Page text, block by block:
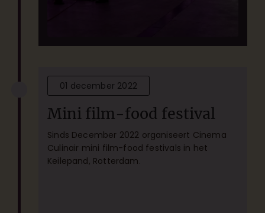
01 december 2022
Mini film-food festival
Sinds December 2022 organiseert Cinema
Culinair mini film-food festivals in het
Keilepand, Rotterdam.